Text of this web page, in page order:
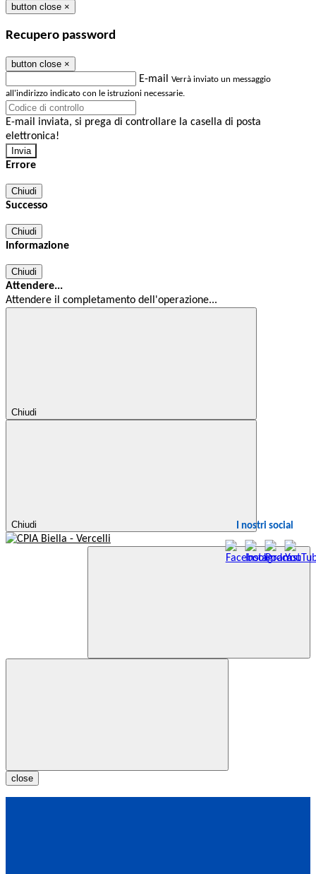
button close ×
Recupero password
button close ×
E-mail Verrà inviato un messaggio
all'indirizzo indicato con le istruzioni necessarie.
E-mail inviata, si prega di controllare la casella di posta
elettronica!
Errore
Chiudi
Successo
Chiudi
Informazione
Chiudi
Attendere...
Attendere il completamento dell'operazione...
Chiudi
Chiudi I nostri social
close